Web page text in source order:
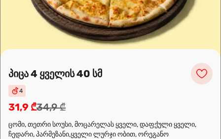
კარტოფილი გლეხურად (ცხარე)
🌶️
ჩვენ შესახებ
პიცა 4 ყველის 40 სმ
4
31,9 ₾34,9 ₾
ცომი, თეთრი სოუსი, მოცარელას ყველი, დაფქული ყველი,
ჩედარი, პარმეზანი,ყველი ლურჯი ობით, ორეგანო